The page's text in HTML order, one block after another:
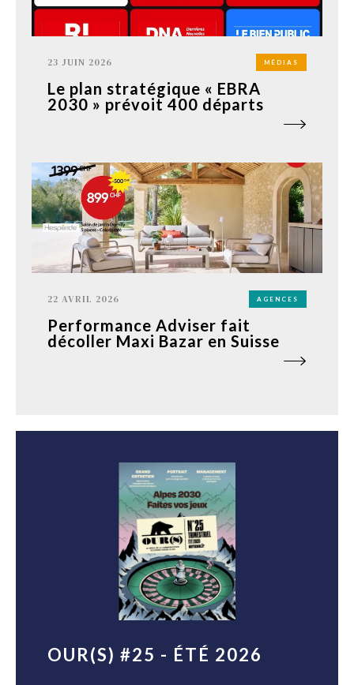
23 JUIN 2026 MÉDIAS
Le plan stratégique « EBRA
2030 » prévoit 400 départs
22 AVRIL 2026 AGENCES
Performance Adviser fait
décoller Maxi Bazar en Suisse
OUR(S) #25 - ÉTÉ 2026